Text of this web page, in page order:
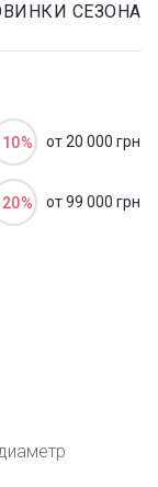
СЕЗОНА
от 20 000 грн
от 99 000 грн